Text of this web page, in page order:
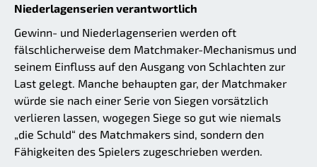
Niederlagenserien verantwortlich
Gewinn- und Niederlagenserien werden oft
fälschlicherweise dem Matchmaker-Mechanismus und
seinem Einfluss auf den Ausgang von Schlachten zur
Last gelegt. Manche behaupten gar, der Matchmaker
würde sie nach einer Serie von Siegen vorsätzlich
verlieren lassen, wogegen Siege so gut wie niemals
„die Schuld“ des Matchmakers sind, sondern den
Fähigkeiten des Spielers zugeschrieben werden.